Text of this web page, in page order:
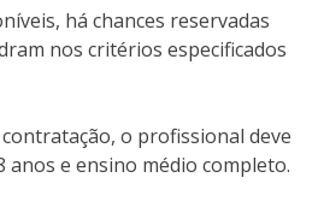
há chances reservadas
nos critérios especificados
o profissional deve
anos e ensino médio completo.